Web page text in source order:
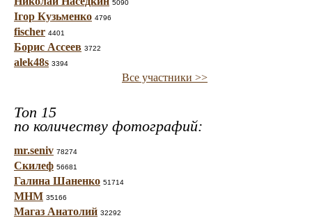
5090
Ігор Кузьменко 4796
fischer 4401
Борис Ассеев 3722
alek48s 3394
Все участники >>
Топ 15
по количеству фотографий:
mr.seniv 78274
Скилеф 56681
Галина Шаненко 51714
МНМ 35166
Магаз Анатолий 32292